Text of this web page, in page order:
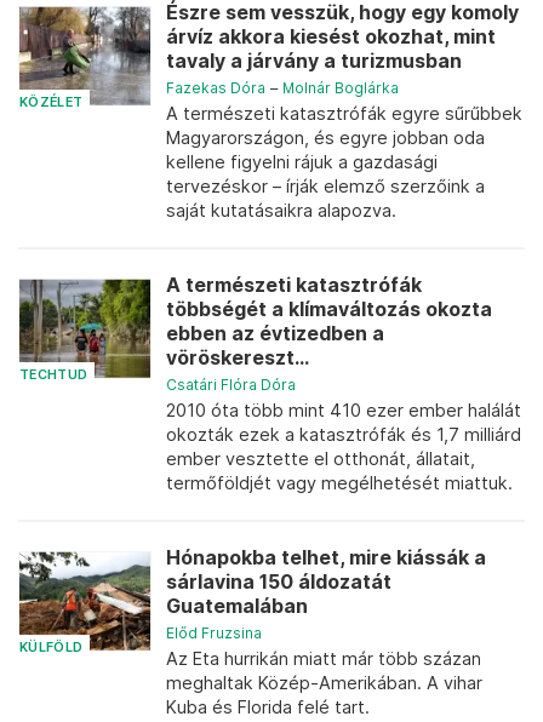
KÖZÉLET
Észre sem vesszük, hogy egy komoly
árvíz akkora kiesést okozhat, mint
tavaly a járvány a turizmusban
Fazekas Dóra – Molnár Boglárka
A természeti katasztrófák egyre sűrűbbek
Magyarországon, és egyre jobban oda
kellene figyelni rájuk a gazdasági
tervezéskor – írják elemző szerzőink a
saját kutatásaikra alapozva.
TECHTUD
A természeti katasztrófák
többségét a klímaváltozás okozta
ebben az évtizedben a
vöröskereszt...
Csatári Flóra Dóra
2010 óta több mint 410 ezer ember halálát
okozták ezek a katasztrófák és 1,7 milliárd
ember vesztette el otthonát, állatait,
termőföldjét vagy megélhetését miattuk.
KÜLFÖLD
Hónapokba telhet, mire kiássák a
sárlavina 150 áldozatát
Guatemalában
Előd Fruzsina
Az Eta hurrikán miatt már több százan
meghaltak Közép-Amerikában. A vihar
Kuba és Florida felé tart.